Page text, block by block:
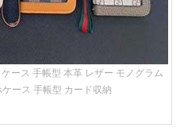
ース 手帳型 本革 レザー モノグラム
ケース 手帳型 カード収納
galaxy s26/s25/s24ケース 手帳型 大